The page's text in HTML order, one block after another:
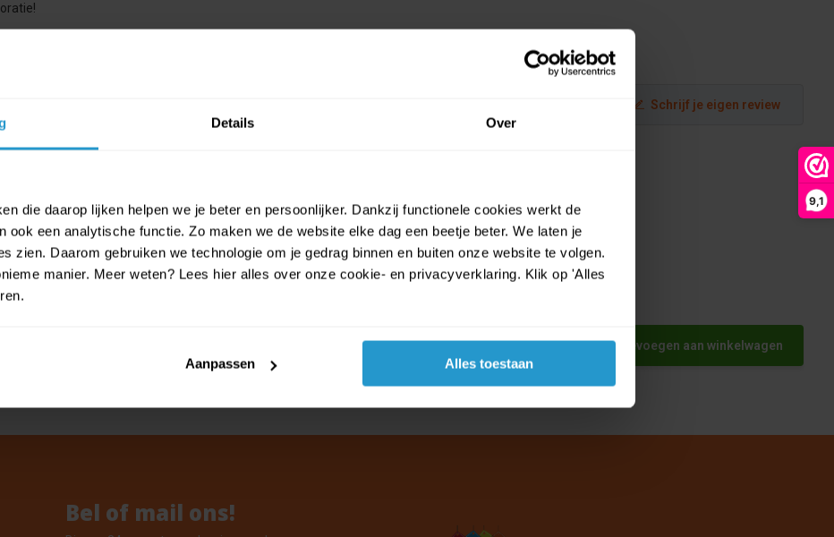
Details Over
die daarop lijken helpen we je beter en persoonlijker. Dankzij functionele cookies werkt de
ook een analytische functie. Zo maken we de website elke dag een beetje beter. We laten je
zien. Daarom gebruiken we technologie om je gedrag binnen en buiten onze website te volgen.
manier. Meer weten? Lees hier alles over onze cookie- en privacyverklaring. Klik op 'Alles
Aanpassen Alles toestaan
9,1
Schrijf je eigen review
Toevoegen aan winkelwagen
Bel of mail ons!